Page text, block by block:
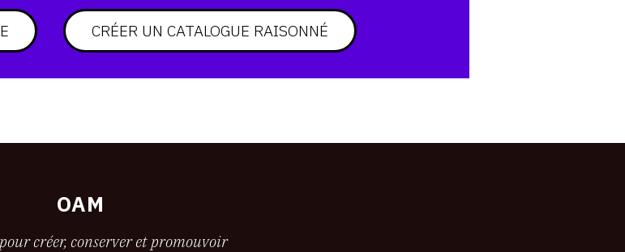
CRÉER UN CATALOGUE RAISONNÉ
OAM
créer, conserver et promouvoir